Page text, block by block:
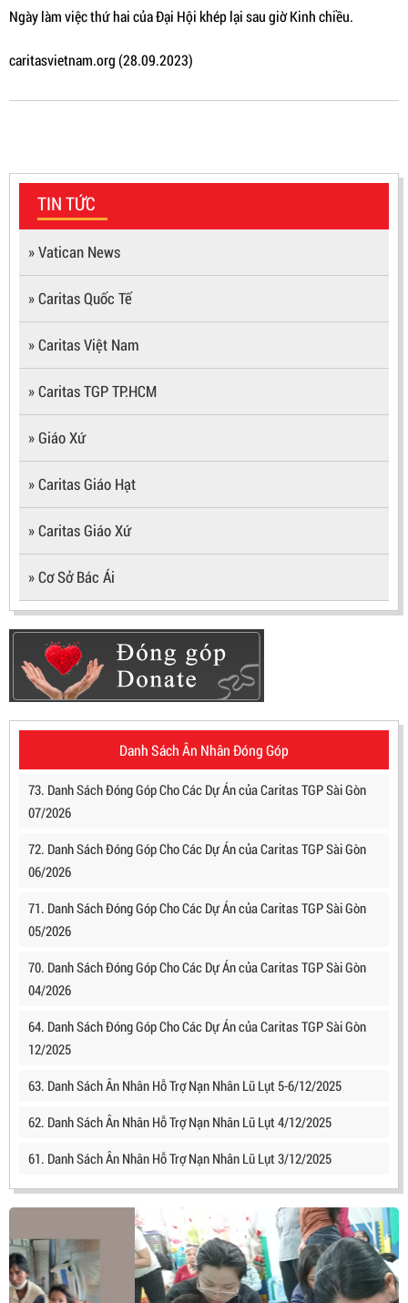
Ngày làm việc thứ hai của Đại Hội khép lại sau giờ Kinh chiều.
caritasvietnam.org (28.09.2023)
TIN TỨC
» Vatican News
» Caritas Quốc Tế
» Caritas Việt Nam
» Caritas TGP TP.HCM
» Giáo Xứ
» Caritas Giáo Hạt
» Caritas Giáo Xứ
» Cơ Sở Bác Ái
Danh Sách Ân Nhân Đóng Góp
73. Danh Sách Đóng Góp Cho Các Dự Án của Caritas TGP Sài Gòn
07/2026
72. Danh Sách Đóng Góp Cho Các Dự Án của Caritas TGP Sài Gòn
06/2026
71. Danh Sách Đóng Góp Cho Các Dự Án của Caritas TGP Sài Gòn
05/2026
70. Danh Sách Đóng Góp Cho Các Dự Án của Caritas TGP Sài Gòn
04/2026
64. Danh Sách Đóng Góp Cho Các Dự Án của Caritas TGP Sài Gòn
12/2025
63. Danh Sách Ân Nhân Hỗ Trợ Nạn Nhân Lũ Lụt 5-6/12/2025
62. Danh Sách Ân Nhân Hỗ Trợ Nạn Nhân Lũ Lụt 4/12/2025
61. Danh Sách Ân Nhân Hỗ Trợ Nạn Nhân Lũ Lụt 3/12/2025